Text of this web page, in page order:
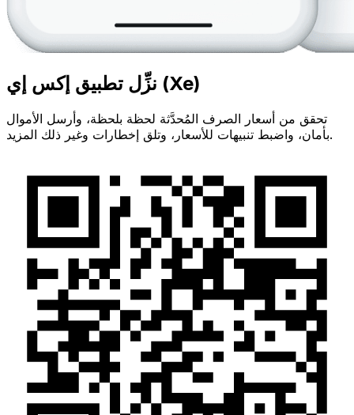
نزِّل تطبيق إكس إي (Xe)
تحقق من أسعار الصرف المُحدَّثة لحظة بلحظة، وأرسل الأموال
بأمان، واضبط تنبيهات للأسعار، وتلق إخطارات وغير ذلك المزيد.